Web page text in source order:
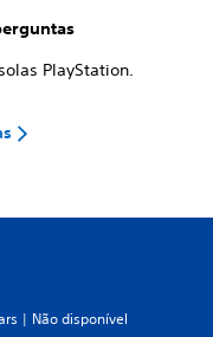
PlayStation.
| Não disponível